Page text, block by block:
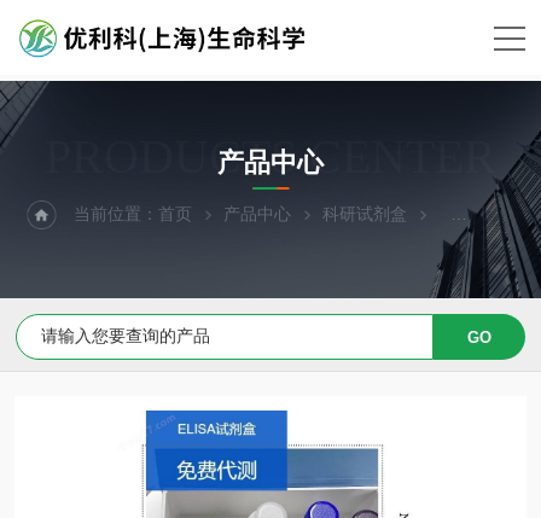
PRODUCTS CENTER
产品中心
当前位置：首页 产品中心 科研试剂盒 ELISA试剂盒